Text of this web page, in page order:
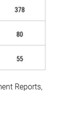
Reports,